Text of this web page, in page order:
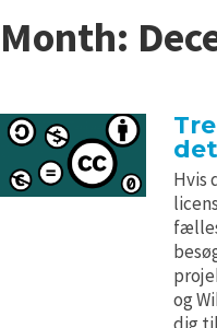
H5P and
H5P and
Month:
Hvis
og